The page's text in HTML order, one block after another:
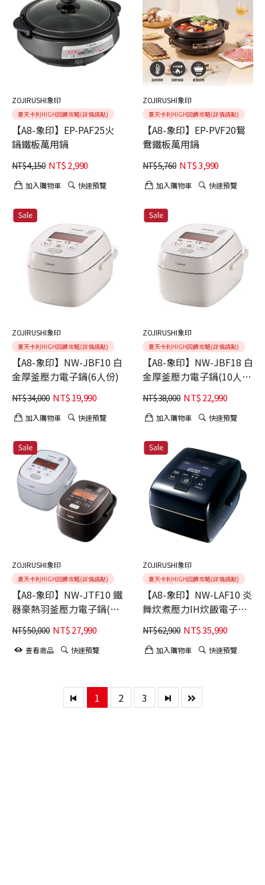
ZOJIRUSHI象印
夏天卡利HIGH回饋攻略(詳情請點)
【A8-象印】EP-PAF25火
鍋鐵板萬用鍋
NT$4,150 NT$2,990
加入購物車 快速預覽
ZOJIRUSHI象印
夏天卡利HIGH回饋攻略(詳情請點)
【A8-象印】EP-PVF20鴛
鴦鐵板萬用鍋
NT$5,760 NT$3,990
加入購物車 快速預覽
ZOJIRUSHI象印
夏天卡利HIGH回饋攻略(詳情請點)
【A8-象印】NW-JBF10 白
金厚釜壓力電子鍋(6人份)
NT$34,000 NT$19,990
加入購物車 快速預覽
ZOJIRUSHI象印
夏天卡利HIGH回饋攻略(詳情請點)
【A8-象印】NW-JBF18 白
金厚釜壓力電子鍋(10人
份)
NT$38,000 NT$22,990
加入購物車 快速預覽
ZOJIRUSHI象印
夏天卡利HIGH回饋攻略(詳情請點)
【A8-象印】NW-JTF10 鐵
器豪熱羽釜壓力電子鍋(6
人份)
NT$50,000 NT$27,990
查看商品 快速預覽
ZOJIRUSHI象印
夏天卡利HIGH回饋攻略(詳情請點)
【A8-象印】NW-LAF10 炎
舞炊煮壓力IH炊飯電子鍋
(6人份)
NT$62,900 NT$35,990
加入購物車 快速預覽
1 2 3